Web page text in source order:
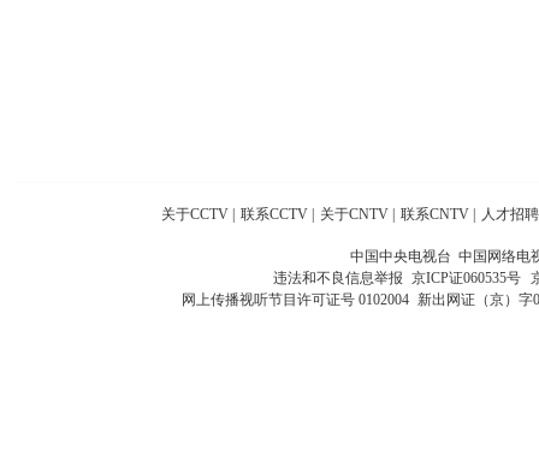
关于CCTV 联系CCTV 关于CNTV 联系CNTV 人才招聘
中国中央电视台 中国网络电
违法和不良信息举报 京ICP证060535号
网上传播视听节目许可证号 0102004 新出网证（京）